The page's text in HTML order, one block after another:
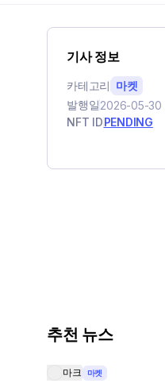
기사 정보
카테고리 마켓
발행일2026-05-30
NFT IDPENDING
추천 뉴스
마크 마켓